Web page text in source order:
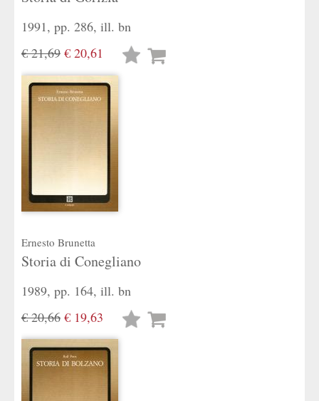
1991, pp. 286, ill. bn
€ 21,69 € 20,61
Lista
Ernesto Brunetta
Storia di Conegliano
1989, pp. 164, ill. bn
€ 20,66 € 19,63
Lista